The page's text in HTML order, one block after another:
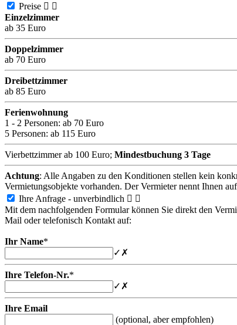
Preise  
Einzelzimmer
ab 35 Euro
Doppelzimmer
ab 70 Euro
Dreibettzimmer
ab 85 Euro
Ferienwohnung
1 - 2 Personen: ab 70 Euro
5 Personen: ab 115 Euro
Vierbettzimmer ab 100 Euro; Mindestbuchung 3 Tage
Achtung: Alle Angaben zu den Konditionen stellen kein
Vermietungsobjekte vorhanden. Der Vermieter nennt Ihnen
Ihre Anfrage - unverbindlich  
Mit dem nachfolgenden Formular können Sie direkt den
Mail oder telefonisch Kontakt auf:
Ihr Name*
✓ ✗
Ihre Telefon-Nr.*
✓ ✗
Ihre Email
(optional, aber empfohlen)